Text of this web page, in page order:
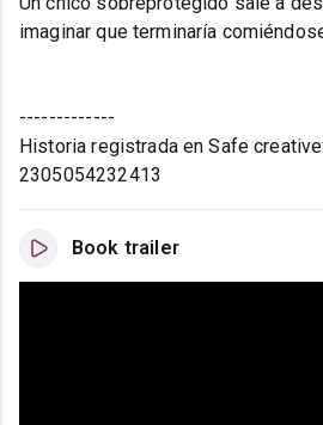
imaginar que terminaría
-------------
Historia registrada en Safe creative:
2305054232413
Book trailer